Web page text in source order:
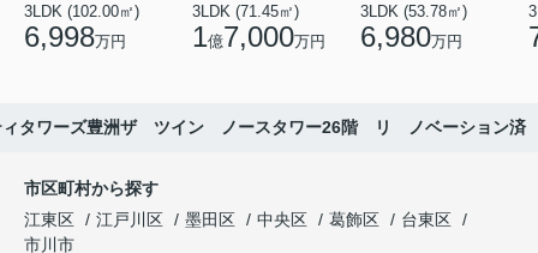
3LDK (102.00㎡)
6,998万円
3LDK (71.45㎡)
1億7,000万円
3LDK (53.78㎡)
6,980万円
ィタワーズ豊洲ザ ツイン ノースタワー26階 リ ノベーション済
市区町村から探す
江東区
江戸川区 墨田区 中央区 葛飾区
台東区
市川市